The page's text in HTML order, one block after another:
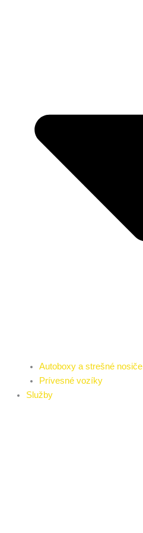
Autoboxy a strešné nosiče
Prívesné vozíky
Služby